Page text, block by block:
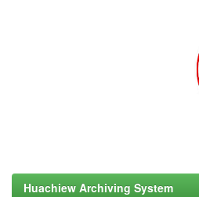
Huachiew Archiving System